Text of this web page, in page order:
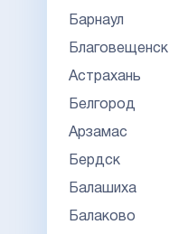
Барнаул
Благовещенск
Астрахань
Белгород
Арзамас
Бердск
Балашиха
Балаково